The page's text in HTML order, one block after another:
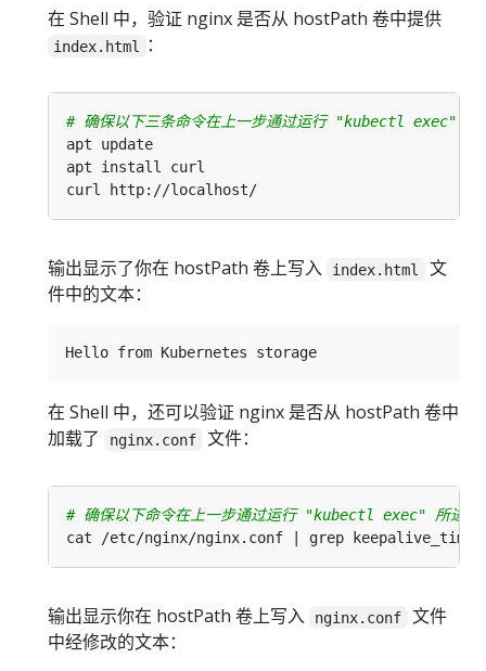
在 Shell 中，验证 nginx 是否从 hostPath 卷中提供
index.html ：
# 确保以下三条命令在上一步通过运行 "kubectl exec"
输出显示了你在 hostPath 卷上写入 index.html
文
件中的文本：
在 Shell 中，还可以验证 nginx 是否从 hostPath 卷中
加载了
nginx.conf 文件：
# 确保以下命令在上一步通过运行 "kubectl exec" 所进
输出显示你在 hostPath 卷上写入 nginx.conf
文件
中经修改的文本：